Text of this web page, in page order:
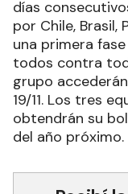
días
por Chile, Brasil,
una primera
todos contra
grupo
19/11. Los tres
obtendrán su
del año próximo.